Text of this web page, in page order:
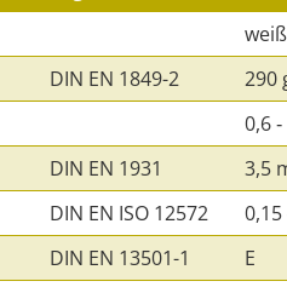
weiß
DIN EN 1849-2
290
0,6
DIN EN 1931
3,5
DIN EN ISO 12572
0,15
DIN EN 13501-1
E